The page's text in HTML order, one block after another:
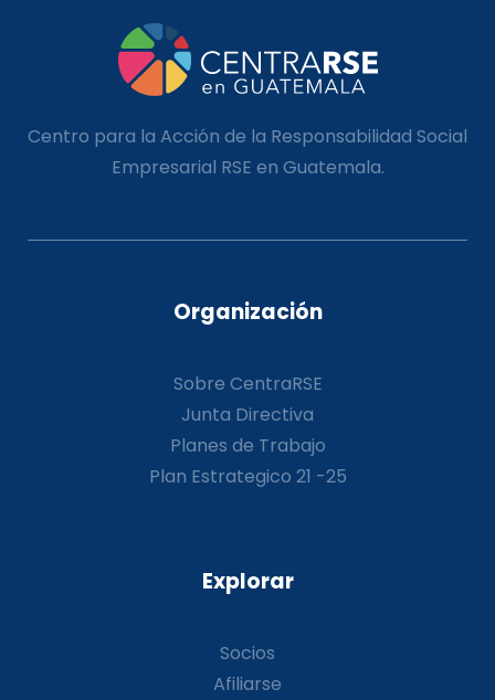
Centro para la Acción de la Responsabilidad Social
Empresarial RSE en Guatemala.
Organización
Sobre CentraRSE
Junta Directiva
Planes de Trabajo
Plan Estrategico 21 -25
Explorar
Socios
Afiliarse